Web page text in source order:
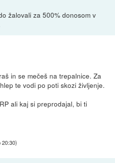
žalovali za 500% donosom v
in se mečeš na trepalnice. Za
te vodi po poti skozi življenje.
ali kaj si preprodajal, bi ti
20:30)